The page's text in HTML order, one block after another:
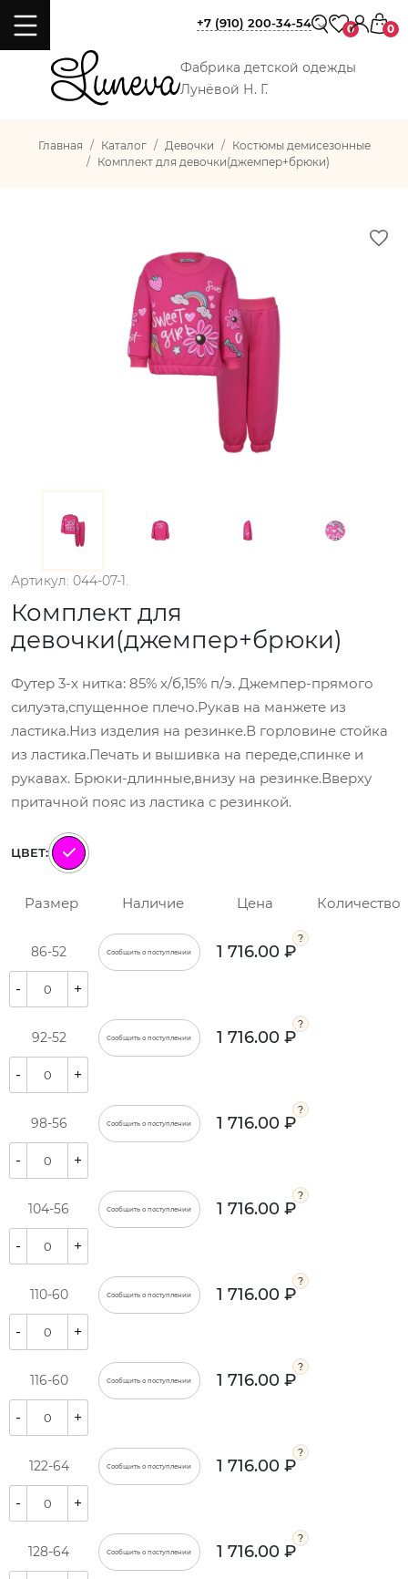
Фабрика детской одежды
Лунёвой Н. Г.
+7 (910) 200-34-54 0 0
Главная Каталог Девочки
Костюмы демисезонные
Комплект для девочки(джемпер+брюки)
Артикул: 044-07-1.
Комплект для
девочки(джемпер+брюки)
Футер 3-х нитка: 85% х/б,15% п/э. Джемпер-прямого
силуэта,спущенное плечо.Рукав на манжете из
ластика.Низ изделия на резинке.В горловине стойка
из ластика.Печать и вышивка на переде,спинке и
рукавах. Брюки-длинные,внизу на резинке.Вверху
притачной пояс из ластика с резинкой.
ЦВЕТ:
Размер Наличие Цена Количество
86-52 Сообщить о поступлении 1 716.00 ₽
- +
92-52 Сообщить о поступлении 1 716.00 ₽
- +
98-56 Сообщить о поступлении 1 716.00 ₽
- +
104-56 Сообщить о поступлении 1 716.00 ₽
- +
110-60 Сообщить о поступлении 1 716.00 ₽
- +
116-60 Сообщить о поступлении 1 716.00 ₽
- +
122-64 Сообщить о поступлении 1 716.00 ₽
- +
128-64 Сообщить о поступлении 1 716.00 ₽